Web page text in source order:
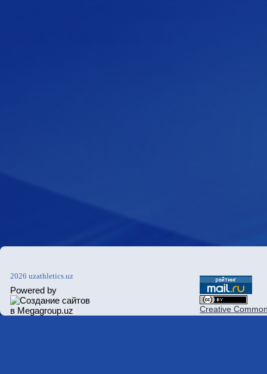
2026 uzathletics.uz
Powered by
Creative